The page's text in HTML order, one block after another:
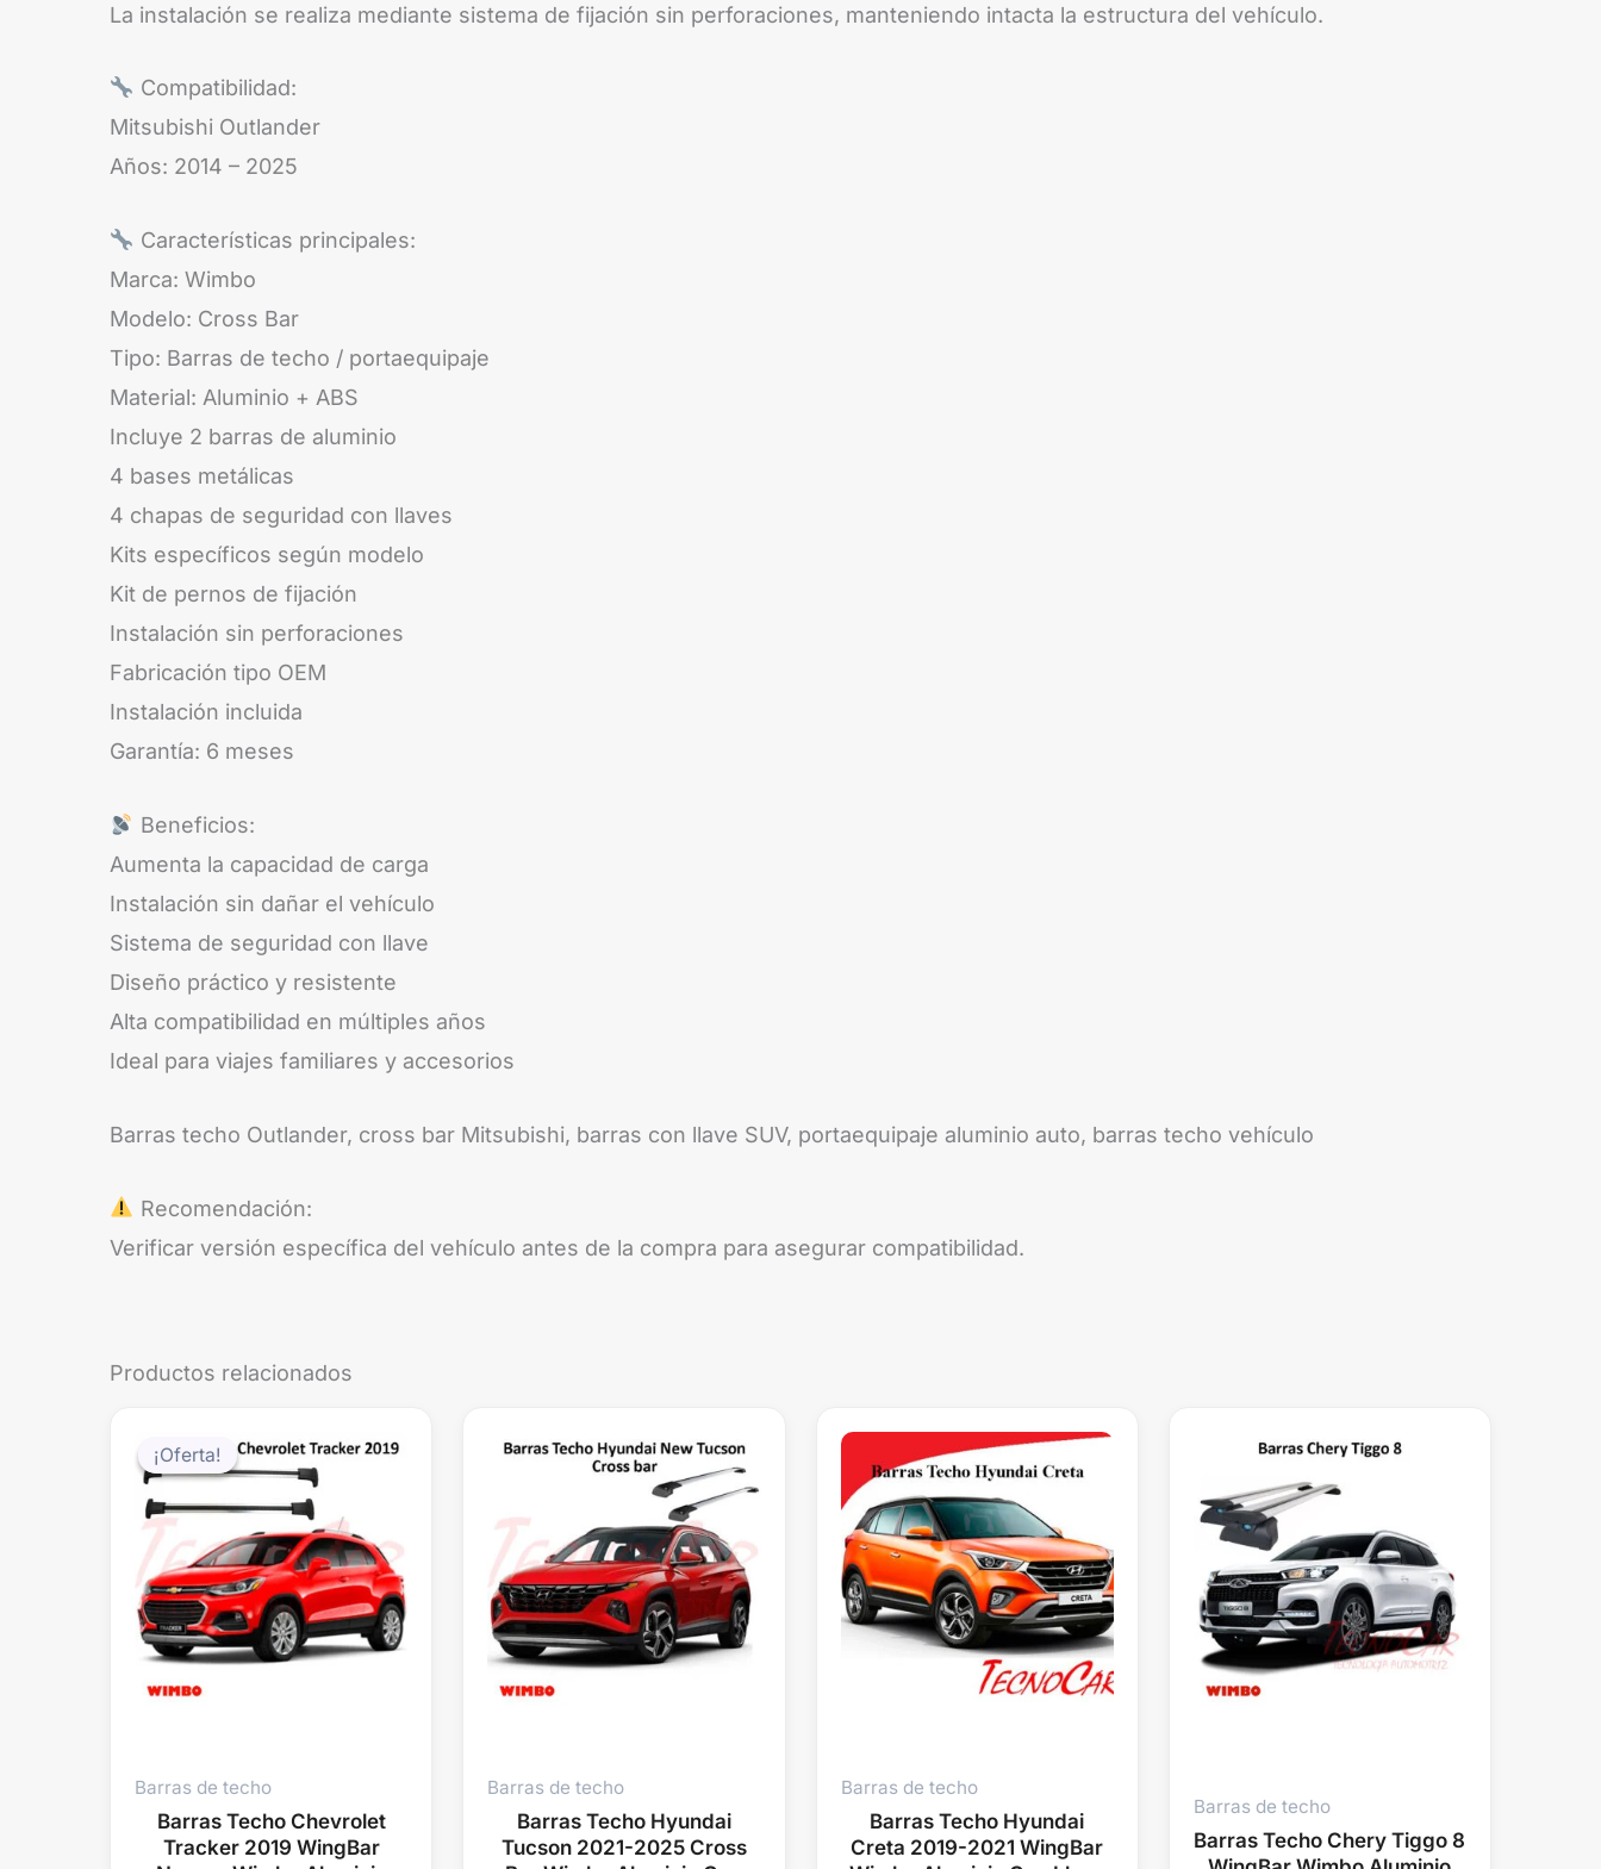
La instalación se realiza mediante sistema de fijación sin perforaciones, manteniendo intacta la estructura del vehículo.
Compatibilidad:
Mitsubishi Outlander
Años: 2014 – 2025
Características principales:
Marca: Wimbo
Modelo: Cross Bar
Tipo: Barras de techo / portaequipaje
Material: Aluminio + ABS
Incluye 2 barras de aluminio
4 bases metálicas
4 chapas de seguridad con llaves
Kits específicos según modelo
Kit de pernos de fijación
Instalación sin perforaciones
Fabricación tipo OEM
Instalación incluida
Garantía: 6 meses
Beneficios:
Aumenta la capacidad de carga
Instalación sin dañar el vehículo
Sistema de seguridad con llave
Diseño práctico y resistente
Alta compatibilidad en múltiples años
Ideal para viajes familiares y accesorios
Barras techo Outlander, cross bar Mitsubishi, barras con llave SUV, portaequipaje aluminio auto, barras techo vehículo
Recomendación:
Verificar versión específica del vehículo antes de la compra para asegurar compatibilidad.
Productos relacionados
¡Oferta!
¡Oferta!
Barras de techo
Barras Techo Chevrolet
Tracker 2019 WingBar
precio
original
era:
$179.990.
precio
$149.990.
Barras de techo
Barras Techo Hyundai
Tucson 2021-2025 Cross
Barras de techo
Barras Techo Hyundai
Creta 2019-2021 WingBar
Barras de techo
Barras Techo Chery Tiggo 8